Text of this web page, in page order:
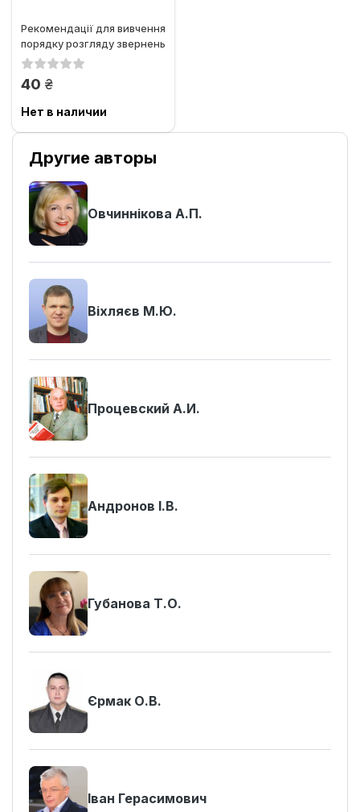
Рекомендації для вивчення
порядку розгляду звернень
і запитів та...
40 грн.
Нет в наличии
Другие авторы
Овчиннікова А.П.
Віхляєв М.Ю.
Процевский А.И.
Андронов І.В.
Губанова Т.О.
Єрмак О.В.
Іван Герасимович